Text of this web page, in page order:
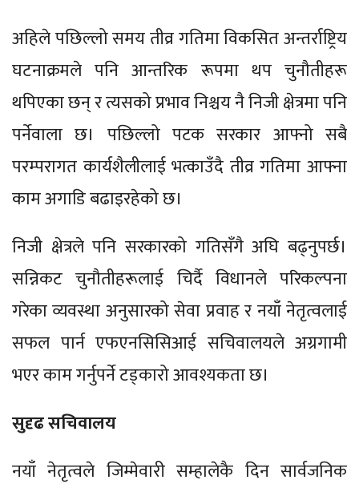
अहिले पछिल्लो समय तीव्र गतिमा विकसित अन्तर्राष्ट्रिय
घटनाक्रमले पनि आन्तरिक रूपमा थप चुनौतीहरू
थपिएका छन् र त्यसको प्रभाव निश्चय नै निजी क्षेत्रमा पनि
पर्नेवाला छ। पछिल्लो पटक सरकार आफ्नो सबै
परम्परागत कार्यशैलीलाई भत्काउँदै तीव्र गतिमा आफ्ना
काम अगाडि बढाइरहेको छ।
निजी क्षेत्रले पनि सरकारको गतिसँगै अघि बढ्नुपर्छ।
सन्निकट चुनौतीहरूलाई चिर्दै विधानले परिकल्पना
गरेका व्यवस्था अनुसारको सेवा प्रवाह र नयाँ नेतृत्वलाई
सफल पार्न एफएनसिसिआई सचिवालयले अग्रगामी
भएर काम गर्नुपर्ने टड्कारो आवश्यकता छ।
सुदृढ सचिवालय
नयाँ नेतृत्वले जिम्मेवारी सम्हालेकै दिन सार्वजनिक